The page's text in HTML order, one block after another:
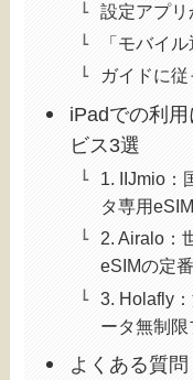
設定アプ
「モバイ
ガイドに
iPadでの利
ビス3選
1. IIJmio：
タ専用eSIM
2. Airalo：
eSIMの定番
3. Holafly
ータ無制限
よくある質問